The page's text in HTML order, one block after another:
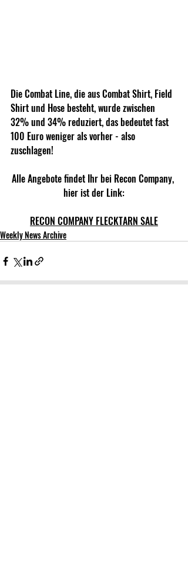
Die Combat Line, die aus Combat Shirt, Field
Shirt und Hose besteht, wurde zwischen
32% und 34% reduziert, das bedeutet fast
100 Euro weniger als vorher - also
zuschlagen!
Alle Angebote findet Ihr bei Recon Company,
hier ist der Link:
RECON COMPANY FLECKTARN SALE
Weekly News Archive